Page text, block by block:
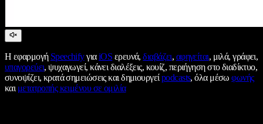
Η εφαρμογή SpeechifyγιαiOS ερευνά,διαβάζει, αφηγείται, μιλά, γράφει,
υπαγορεύει, ψυχαγωγεί, κάνει διαλέξεις, κουίζ, περιήγηση στο διαδίκτυο,
συνοψίζει, κρατά σημειώσεις και δημιουργείpodcasts, όλα μέσωφωνής
καιμετατροπής κειμένου σε ομιλία